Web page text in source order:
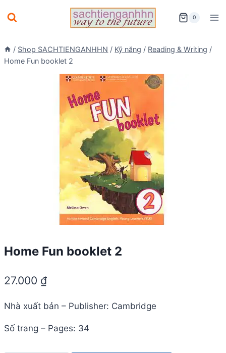
to
0
/ Shop SACHTIENGANHHN / Kỹ năng / Reading & Writing /
Home Fun booklet 2
Home Fun booklet 2
27.000 ₫
Nhà xuất bản – Publisher: Cambridge
Số trang – Pages: 34